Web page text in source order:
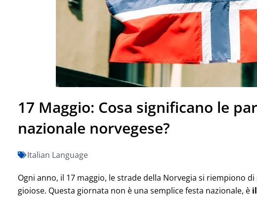
17 Maggio: Cosa significano le
nazionale norvegese?
Italian Language
Ogni anno, il 17 maggio, le strade della Norvegia si riempiono
gioiose. Questa giornata non è una semplice festa nazionale, è